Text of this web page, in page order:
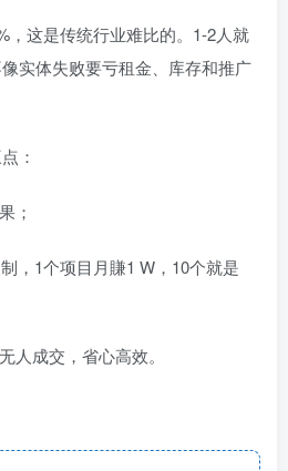
，这是传统行业难比的。1-2人就
实体失败要亏租金、库存和推广
：
；
，1个项目月賺1 W，10个就是
人成交，省心高效。